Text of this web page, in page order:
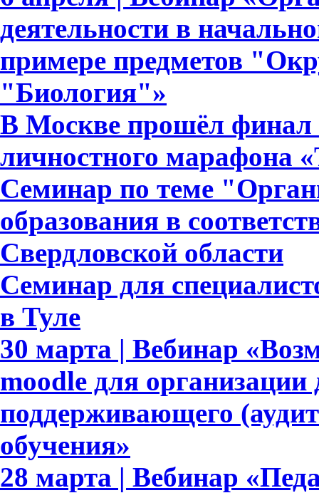
деятельности в
примере предметов
"Биология"»
В Москве прошёл финал
личностного марафона
Семинар по теме
образования в
Свердловской области
Семинар для
в Туле
30 марта | Вебинар
moodle для организации
поддерживающего
обучения»
28 марта | Вебинар